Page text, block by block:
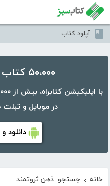
آپلود کتاب
۵۰،۰۰۰ کتاب در موبایل شما
در موبایل و
دانلود
خانه › جستجو: ذهن ثروتمند